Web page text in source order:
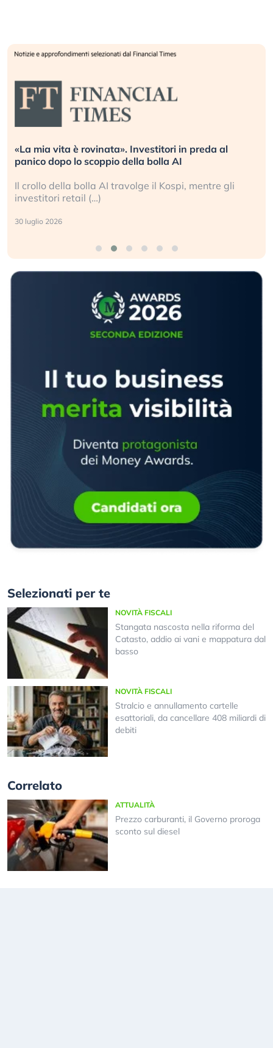
«La mia vita è rovinata». Investitori in preda al
panico dopo lo scoppio della bolla AI
Il crollo della bolla AI travolge il Kospi, mentre gli
investitori retail (…)
30 luglio 2026
Selezionati per te
NOVITÀ FISCALI
Stangata nascosta nella riforma del
Catasto, addio ai vani e mappatura dal
basso
NOVITÀ FISCALI
Stralcio e annullamento cartelle
esattoriali, da cancellare 408 miliardi di
debiti
Correlato
ATTUALITÀ
Prezzo carburanti, il Governo proroga
sconto sul diesel